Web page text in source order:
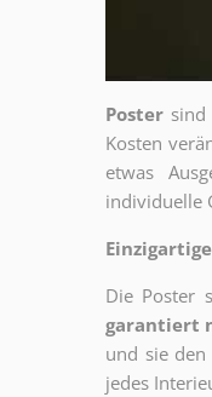
Poster
Kosten
etwas
individuelle
Die Poster
garantiert
und sie
jedes